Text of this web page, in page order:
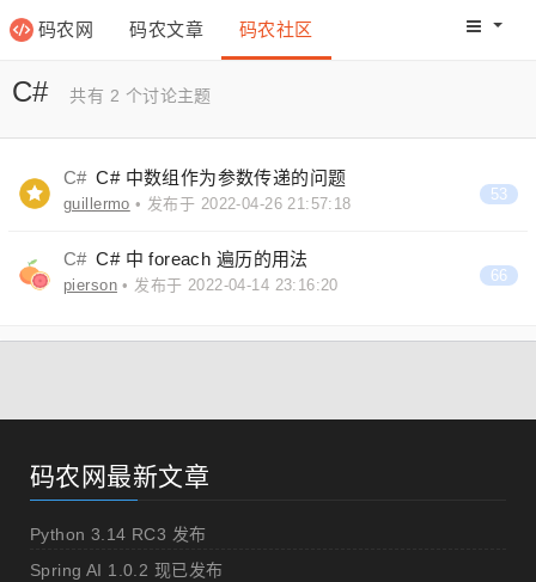
码农网 码农文章 码农社区 码农网
C# 共有 2 个讨论主题
C# C# 中数组作为参数传递的问题
guillermo • 发布于 2022-04-26 21:57:18
53
C# C# 中 foreach 遍历的用法
pierson • 发布于 2022-04-14 23:16:20
66
码农网最新文章
Python 3.14 RC3 发布
Spring AI 1.0.2 现已发布